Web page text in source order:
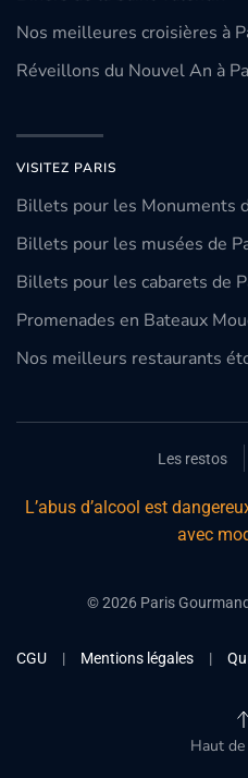
Nos meilleures croisières à
Réveillons du Nouvel An à
VISITEZ PARIS
Billets pour les Monuments
Billets pour les musées de
Billets pour les cabarets de
Promenades en Bateaux
Nos meilleurs restaurants
Les restos
L’abus d’alcool est
avec
©2026Paris
CGU | Mentions légales |
Haut